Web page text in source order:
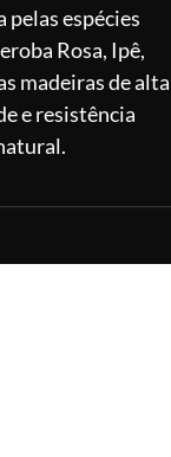
pelas espécies
Rosa, Ipê,
madeiras de alta
e resistência